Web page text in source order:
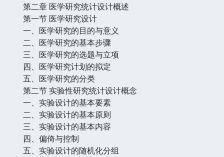
第二章 医学研究统计设计概述
第一节 医学研究设计
一、医学研究的目的与意义
二、医学研究的基本步骤
三、医学研究的选题与立项
四、医学研究计划的拟定
五、医学研究的分类
第二节 实验性研究统计设计概念
一、实验设计的基本要素
二、实验设计的基本原则
三、实验设计的基本内容
四、偏倚与控制
五、实验设计的随机化分组